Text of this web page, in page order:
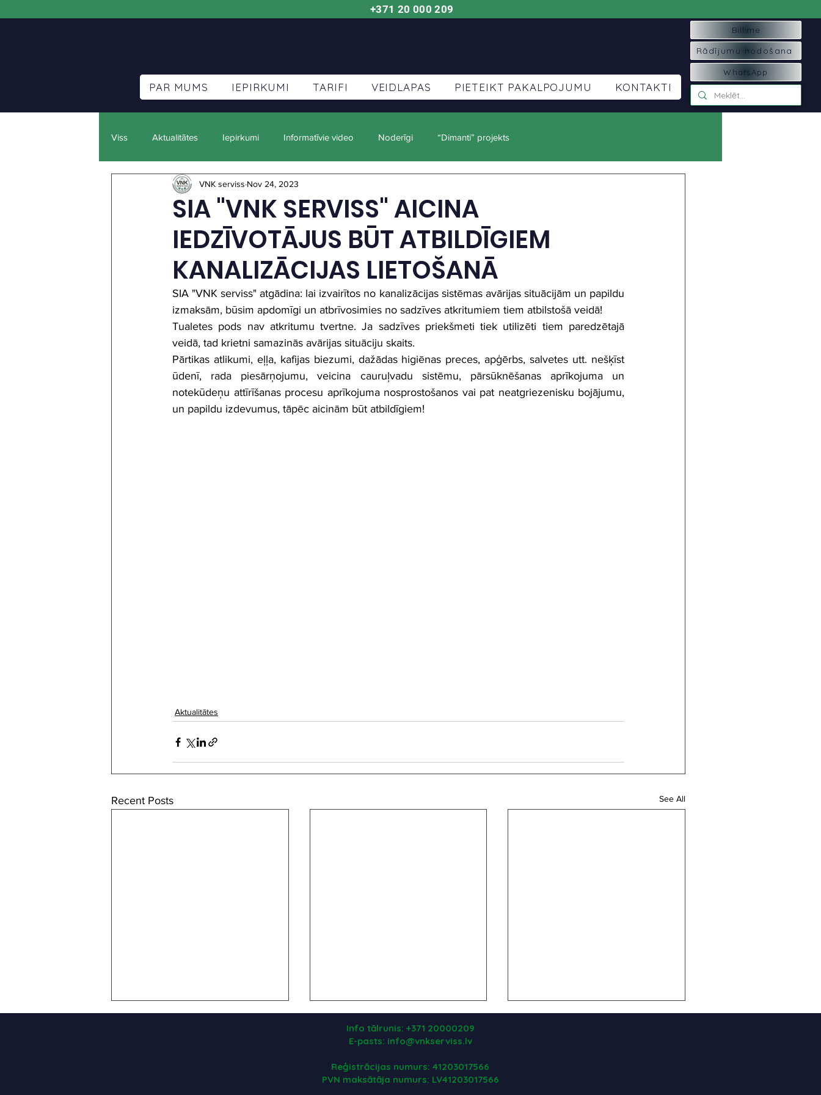
+371 20 000 209
PAR MUMS IEPIRKUMI TARIFI VEIDLAPAS PIETEIKT PAKALPOJUMU KONTAKTI
Bill.me
Rādījumu nodošana
WhatsApp
Viss Aktualitātes Iepirkumi Informatīvie video Noderīgi “Dimanti” projekts
SIA "VNK SERVISS" AICINA
IEDZĪVOTĀJUS BŪT ATBILDĪGIEM
KANALIZĀCIJAS LIETOŠANĀ
VNK serviss Nov 24, 2023
SIA "VNK serviss" atgādina: lai izvairītos no kanalizācijas sistēmas avārijas situācijām un papildu
izmaksām, būsim apdomīgi un atbrīvosimies no sadzīves atkritumiem tiem atbilstošā veidā!
Tualetes pods nav atkritumu tvertne. Ja sadzīves priekšmeti tiek utilizēti tiem paredzētajā
veidā, tad krietni samazinās avārijas situāciju skaits.
Pārtikas atlikumi, eļļa, kafijas biezumi, dažādas higiēnas preces, apģērbs, salvetes utt. nešķīst
ūdenī, rada piesārņojumu, veicina cauruļvadu sistēmu, pārsūknēšanas aprīkojuma un
notekūdeņu attīrīšanas procesu aprīkojuma nosprostošanos vai pat neatgriezenisku bojājumu,
un papildu izdevumus, tāpēc aicinām būt atbildīgiem!
Aktualitātes
Recent Posts See All
Info tālrunis: +371 20000209
E-pasts: info@vnkserviss.lv
Reģistrācijas numurs: 41203017566
PVN maksātāja numurs: LV41203017566